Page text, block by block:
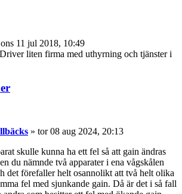
ons 11 jul 2018, 10:49
Driver liten firma med uthyrning och tjänster i
» tor 08 aug 2024, 20:13
skulle kunna ha ett fel så att gain ändras
du nämnde två apparater i ena vågskålen
det förefaller helt osannolikt att två helt olika
fel med sjunkande gain. Då är det i så fall